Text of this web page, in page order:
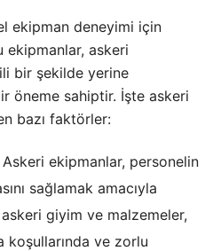
ekipman deneyimi için
ekipmanlar, askeri
bir şekilde yerine
öneme sahiptir. İşte askeri
bazı faktörler:
Askeri ekipmanlar, personelin
sağlamak amacıyla
askeri giyim ve malzemeler,
koşullarında ve zorlu